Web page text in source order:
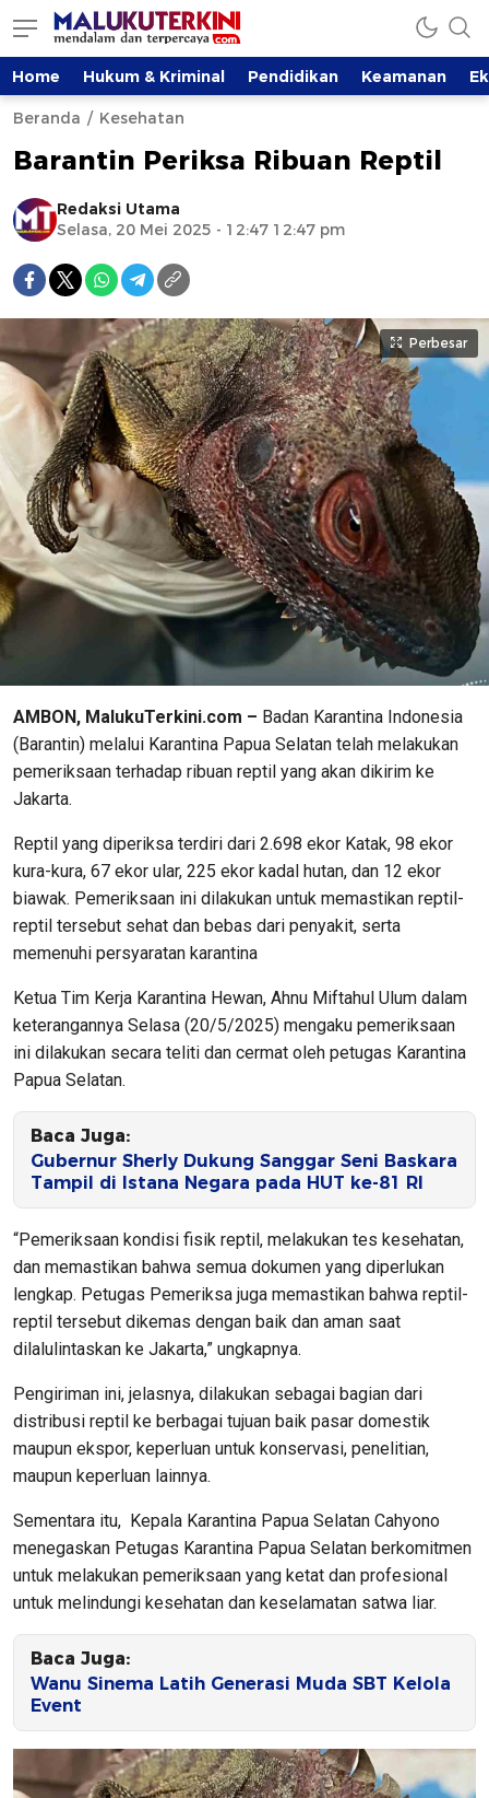
Home Hukum & Kriminal Pendidikan Keamanan
Beranda Kesehatan
Barantin Periksa Ribuan Reptil
Redaksi Utama
Selasa, 20 Mei 2025 - 12:47 12:47 pm
Perbesar
AMBON, MalukuTerkini.com – Badan Karantina Indonesia
(Barantin) melalui Karantina Papua Selatan telah melakukan
pemeriksaan terhadap ribuan reptil yang akan dikirim ke
Jakarta.
Reptil yang diperiksa terdiri dari 2.698 ekor Katak, 98 ekor
kura-kura, 67 ekor ular, 225 ekor kadal hutan, dan 12 ekor
biawak. Pemeriksaan ini dilakukan untuk memastikan reptil-
reptil tersebut sehat dan bebas dari penyakit, serta
memenuhi persyaratan karantina
Ketua Tim Kerja Karantina Hewan, Ahnu Miftahul Ulum dalam
keterangannya Selasa (20/5/2025) mengaku pemeriksaan
ini dilakukan secara teliti dan cermat oleh petugas Karantina
Papua Selatan.
Baca Juga:
Gubernur Sherly Dukung Sanggar Seni Baskara
Tampil di Istana Negara pada HUT ke-81 RI
“Pemeriksaan kondisi fisik reptil, melakukan tes kesehatan,
dan memastikan bahwa semua dokumen yang diperlukan
lengkap. Petugas Pemeriksa juga memastikan bahwa reptil-
reptil tersebut dikemas dengan baik dan aman saat
dilalulintaskan ke Jakarta,” ungkapnya.
Pengiriman ini, jelasnya, dilakukan sebagai bagian dari
distribusi reptil ke berbagai tujuan baik pasar domestik
maupun ekspor, keperluan untuk konservasi, penelitian,
maupun keperluan lainnya.
Sementara itu, Kepala Karantina Papua Selatan Cahyono
menegaskan Petugas Karantina Papua Selatan berkomitmen
untuk melakukan pemeriksaan yang ketat dan profesional
untuk melindungi kesehatan dan keselamatan satwa liar.
Baca Juga:
Wanu Sinema Latih Generasi Muda SBT Kelola
Event